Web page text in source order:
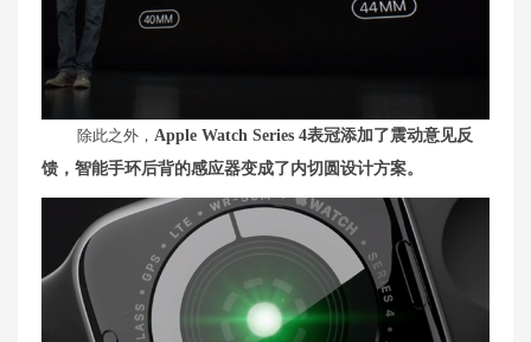
除此之外， Apple Watch Series 4表冠添加了震动意见反
馈，智能手环后背的感应器变成了内切圆设计方案。